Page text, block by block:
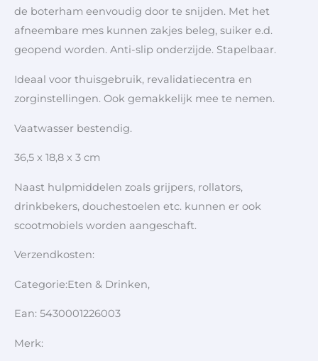
de boterham eenvoudig door te snijden. Met het
afneembare mes kunnen zakjes beleg, suiker e.d.
geopend worden. Anti-slip onderzijde. Stapelbaar.
Ideaal voor thuisgebruik, revalidatiecentra en
zorginstellingen. Ook gemakkelijk mee te nemen.
Vaatwasser bestendig.
36,5 x 18,8 x 3 cm
Naast hulpmiddelen zoals grijpers, rollators,
drinkbekers, douchestoelen etc. kunnen er ook
scootmobiels worden aangeschaft.
Verzendkosten:
Categorie:Eten & Drinken,
Ean: 5430001226003
Merk: